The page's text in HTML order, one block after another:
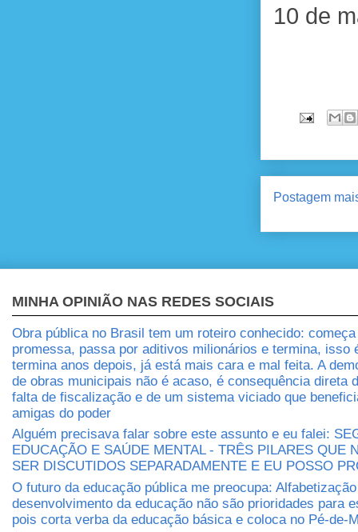
10 de
Postagem
MINHA OPINIÃO NAS REDES SOCIAIS
Obra pública no Brasil tem um roteiro conhecido:
promessa, passa por aditivos milionários e termina, isso
termina anos depois, já está mais cara e mal feita. A
de obras municipais não é acaso, é consequência direta
falta de fiscalização e de um sistema viciado que
amigas do poder
Alguém precisava falar sobre este assunto e eu falei:
EDUCAÇÃO E SAÚDE MENTAL - TRÊS PILARES QUE
SER DISCUTIDOS SEPARADAMENTE E EU POSSO
O futuro da educação pública me preocupa:
desenvolvimento da educação não são prioridades para
pois corta verba da educação básica e coloca no Pé-de-